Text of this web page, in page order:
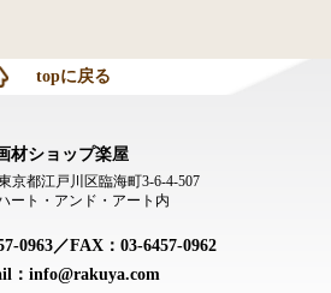
topに戻る
材ショップ楽屋
京都江戸川区臨海町3-6-4-507
ート・アンド・アート内
0963／FAX：03-6457-0962
：info@rakuya.com